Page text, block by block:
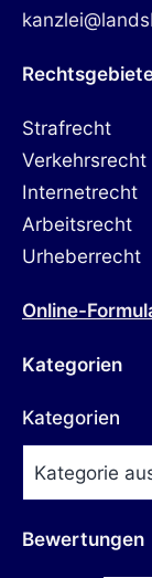
Strafrecht
Verkehrsrecht
Internetrecht
Arbeitsrecht
Urheberrecht
Online-
Kategorien
Kategorien
Bewertungen